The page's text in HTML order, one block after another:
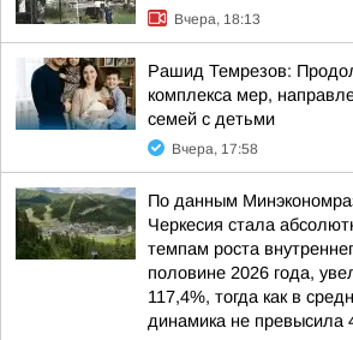
Вчера, 18:13
Рашид Темрезов:
комплекса мер,
семей с детьми
Вчера, 17:58
По данным
Черкесия стала
темпам роста
половине 2026 года,
117,4%, тогда как в
динамика не превысила